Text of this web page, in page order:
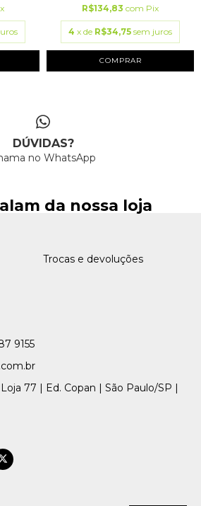
R$134,83 com Pix
4 x de R$34,75 sem juros
COMPRAR
DÚVIDAS?
no WhatsApp
da nossa loja
Trocas e devoluções
9155
77 | Ed. Copan | São Paulo/SP |